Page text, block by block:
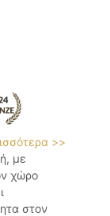
>>
με
χώρο
στον